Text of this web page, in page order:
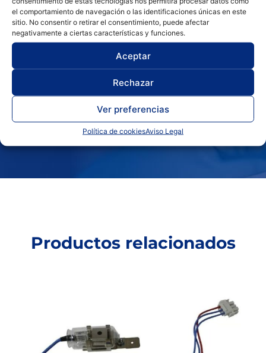
el comportamiento de navegación o las identificaciones únicas en este
sitio. No consentir o retirar el consentimiento, puede afectar
negativamente a ciertas características y funciones.
Aceptar
Rechazar
Ver preferencias
Política de cookiesAviso Legal
FORMACIÓN
SERVICIO POST-VENTA
Productos relacionados